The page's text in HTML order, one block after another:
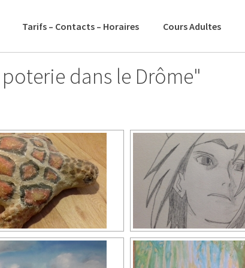
Tarifs – Contacts – Horaires Cours Adultes
dans le Drôme"